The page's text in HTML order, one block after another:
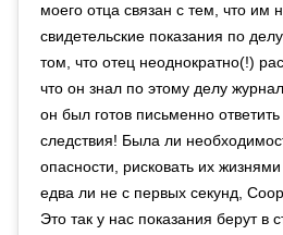
моего отца связан с тем, что им
свидетельские показания по
том, что отец неоднократно(!)
что он знал по этому делу
он был готов письменно
следствия! Была ли
опасности, рисковать их
едва ли не с первых секунд,
Это так у нас показания берут в